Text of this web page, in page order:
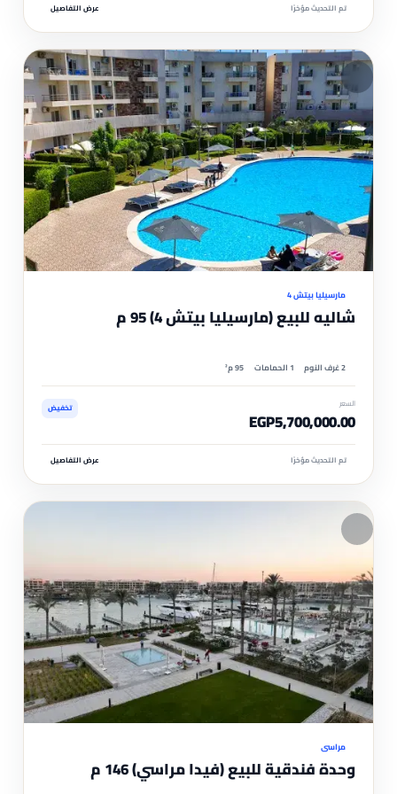
تم التحديث مؤخرًا عرض التفاصيل
مارسيليا بيتش 4
شاليه للبيع (مارسيليا بيتش 4) 95 م
2 غرف النوم 1 الحمامات 95 م²
السعر
EGP5,700,000.00 تخفيض
تم التحديث مؤخرًا عرض التفاصيل
مراسي
وحدة فندقية للبيع (فيدا مراسي) 146 م